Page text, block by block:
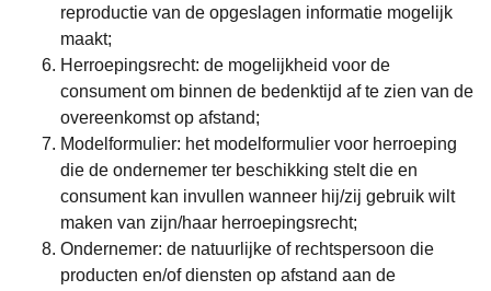
reproductie van de opgeslagen informatie mogelijk
maakt;
Herroepingsrecht: de mogelijkheid voor de
consument om binnen de bedenktijd af te zien van de
overeenkomst op afstand;
Modelformulier: het modelformulier voor herroeping
die de ondernemer ter beschikking stelt die en
consument kan invullen wanneer hij/zij gebruik wilt
maken van zijn/haar herroepingsrecht;
Ondernemer: de natuurlijke of rechtspersoon die
producten en/of diensten op afstand aan de